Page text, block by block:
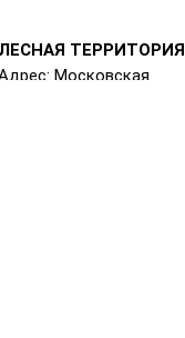
ЛЕСНАЯ ТЕРРИТОРИЯ
Московская